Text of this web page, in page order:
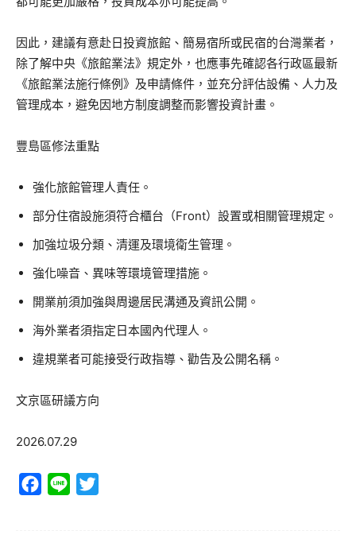
因此，建議有意赴日投資旅館、簡易宿所或民宿的台灣業者，
除了解中央《旅館業法》規定外，也應事先確認各行政區最新
《旅館業法施行條例》及申請條件，並充分評估設備、人力及
管理成本，避免因地方制度調整而影響投資計畫。
豐島區修法重點
強化旅館管理人責任。
部分住宿設施須符合櫃台（Front）設置或相關管理規定。
加強垃圾分類、清運及環境衛生管理。
強化噪音、異味等環境管理措施。
開業前須加強與周邊居民溝通及資訊公開。
海外業者須指定日本國內代理人。
違規業者可能接受行政指導、勸告及公開名稱。
文京區研議方向
2026.07.29
Facebook
Line